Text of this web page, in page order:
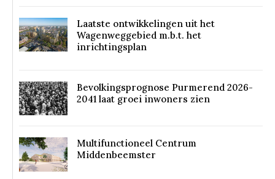
Laatste ontwikkelingen uit het
Wagenweggebied m.b.t. het
inrichtingsplan
Bevolkingsprognose Purmerend 2026-
2041 laat groei inwoners zien
Multifunctioneel Centrum
Middenbeemster